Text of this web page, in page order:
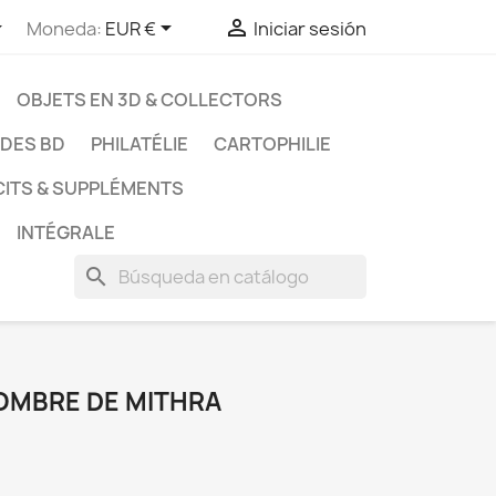
Moneda: EUR €  Iniciar sesión
OBJETS EN 3D & COLLECTORS
BD PHILATÉLIE
CARTOPHILIE
& SUPPLÉMENTS
INTÉGRALE
search
DE MITHRA